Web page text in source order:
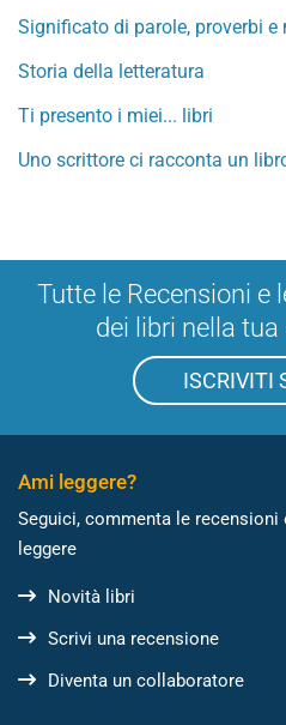
Significato di parole, proverbi e
Storia della letteratura
Ti presento i miei... libri
Uno scrittore ci racconta un
Tutte le Recensioni e
dei libri nella
ISCRIVITI
Ami leggere?
Seguici, commenta le
leggere
Novità libri
Scrivi una recensione
Diventa un collaboratore